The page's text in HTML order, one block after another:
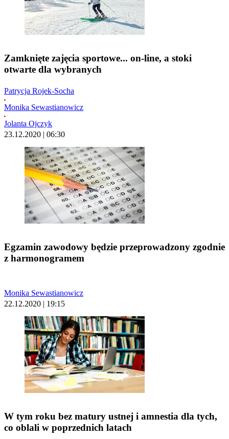
Zamknięte zajęcia sportowe... on-line, a stoki
otwarte dla wybranych
Patrycja Rojek-Socha
Monika Sewastianowicz
Jolanta Ojczyk
23.12.2020 | 06:30
Egzamin zawodowy będzie przeprowadzony zgodnie
z harmonogramem
Monika Sewastianowicz
22.12.2020 | 19:15
W tym roku bez matury ustnej i amnestia dla tych,
co oblali w poprzednich latach